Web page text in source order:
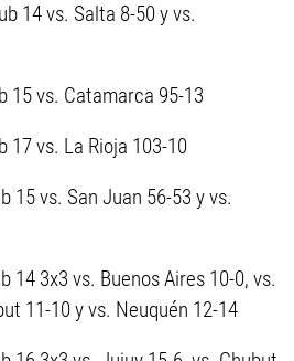
14 vs. Salta 8-50 y vs.
15 vs. Catamarca 95-13
17 vs. La Rioja 103-10
15 vs. San Juan 56-53 y vs.
14 3x3 vs. Buenos Aires 10-0, vs.
11-10 y vs. Neuquén 12-14